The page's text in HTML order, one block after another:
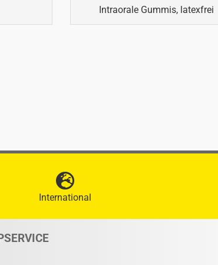
Intraorale Gummis, latexfrei
International